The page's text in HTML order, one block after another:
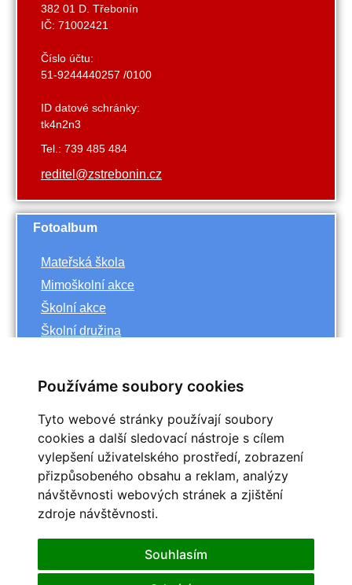
Používáme soubory cookies
Tyto webové stránky používají soubory
cookies a další sledovací nástroje s cílem
vylepšení uživatelského prostředí, zobrazení
přizpůsobeného obsahu a reklam, analýzy
návštěvnosti webových stránek a zjištění
zdroje návštěvnosti.
Souhlasím
382 01 D. Třebonín
IČ: 71002421
Číslo účtu:
51-9244440257 /0100
ID datové schránky:
tk4n2n3
Tel.: 739 485 484
reditel@zstrebonin.cz
Fotoalbum
Mateřská škola
Mimoškolní akce
Školní akce
Školní družina
<< říjen
<< 2023
>>
Po
Út St Čt Pá So
2
3 4
9
10 11 12 13 14
15
19